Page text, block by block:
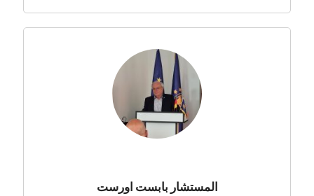
المستشار بابست اورست